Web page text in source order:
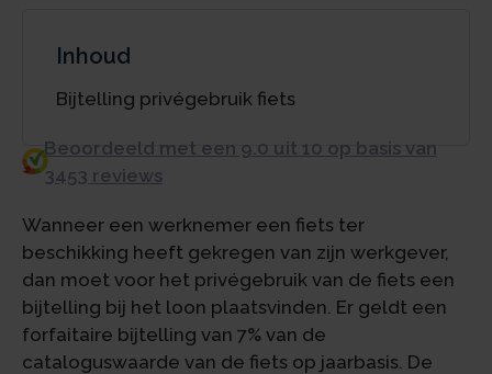
Inhoud
Bijtelling privégebruik fiets
Beoordeeld met een 9.0 uit 10 op basis van
3453 reviews
Wanneer een werknemer een fiets ter
beschikking heeft gekregen van zijn werkgever,
dan moet voor het privégebruik van de fiets een
bijtelling bij het loon plaatsvinden. Er geldt een
forfaitaire bijtelling van 7% van de
cataloguswaarde van de fiets op jaarbasis. De